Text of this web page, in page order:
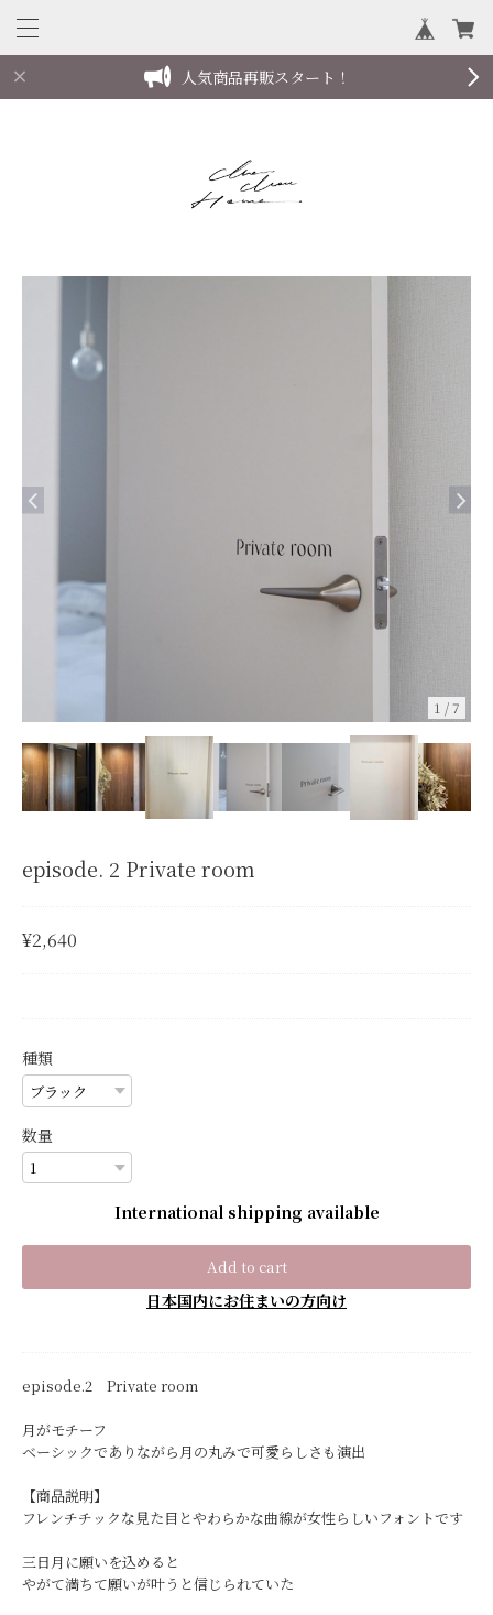
人気商品再販スタート！
1 /7
episode. 2 Private room
¥2,640
種類
数量
International shipping available
Add to cart
日本国内にお住まいの方向け
episode.2 Private room
月がモチーフ
ベーシックでありながら月の丸みで可愛らしさも演出
【商品説明】
フレンチチックな見た目とやわらかな曲線が女性らしいフォントです
三日月に願いを込めると
やがて満ちて願いが叶うと信じられていた